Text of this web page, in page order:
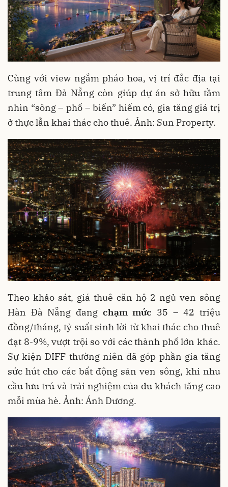
Cùng với view ngắm pháo hoa, vị trí đắc địa tại
trung tâm Đà Nẵng còn giúp dự án sở hữu tầm
nhìn “sông – phố – biển” hiếm có, gia tăng giá trị
ở thực lẫn khai thác cho thuê. Ảnh: Sun Property.
Theo khảo sát, giá thuê căn hộ 2 ngủ ven sông
Hàn Đà Nẵng đang chạm mức 35 – 42 triệu
đồng/tháng, tỷ suất sinh lời từ khai thác cho thuê
đạt 8-9%, vượt trội so với các thành phố lớn khác.
Sự kiện DIFF thường niên đã góp phần gia tăng
sức hút cho các bất động sản ven sông, khi nhu
cầu lưu trú và trải nghiệm của du khách tăng cao
mỗi mùa hè. Ảnh: Ánh Dương.